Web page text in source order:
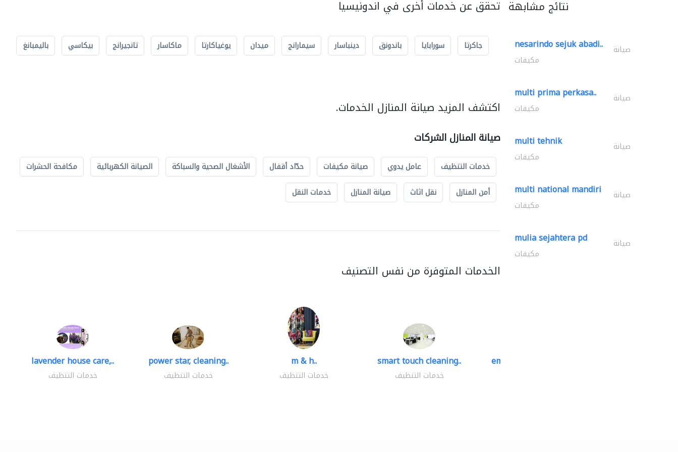
تحقق عن خدمات أخرى في اندونيسيا
جاكرتا سورابايا باندونق دينباسار سيمارانج ميدان يوغياكارتا ماكاسار تانجيرانج بيكاسي باليمبانغ
اكتشف المزيد صيانة المنازل الخدمات.
صيانة المنازل الشركات
خدمات التنظيف عامل يدوي صيانة مكيفات حدّاد أقفال الأشغال الصحية والسباكة الصيانة الكهربائية
مكافحة الحشرات
أمن المنازل
نقل اثاث صيانة المنازل خدمات النقل
الخدمات المتوفرة من نفس التصنيف
lavender house care,..
خدمات التنظيف
power star, cleaning..
خدمات التنظيف
m & h..
خدمات التنظيف
smart touch cleaning..
خدمات التنظيف
emerald star cleaning..
نتائج مشابهة
nesarindo sejuk abadi.. صيانة
مكيفات
multi prima perkasa.. صيانة
مكيفات
multi tehnik صيانة
مكيفات
multi national mandiri صيانة
مكيفات
mulia sejahtera pd صيانة
مكيفات